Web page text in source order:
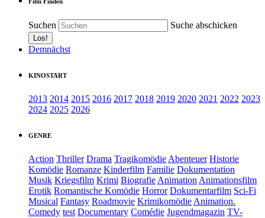
Suchen Suche abschicken
Demnächst
KINOSTART
2013 2014 2015 2016 2017 2018 2019 2020 2021 2022 2023
2024 2025 2026
GENRE
Action Thriller Drama Tragikomödie Abenteuer Historie
Komödie Romanze Kinderfilm Familie Dokumentation
Musik Kriegsfilm Krimi Biografie Animation Animationsfilm
Erotik Romantische Komödie Horror Dokumentarfilm Sci-Fi
Musical Fantasy Roadmovie Krimikomödie Animation.
Comedy test Documentary Comédie Jugendmagazin TV-